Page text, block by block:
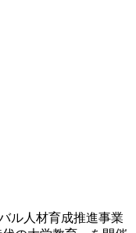
ル人材育成推進事業